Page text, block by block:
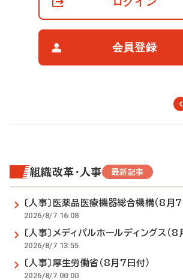
会員登録
組織改革・人事 最新記事
〔人事〕医薬品医療機器総合機構（8月7
2026/8/7 16:08
〔人事〕メディパルホールディングス（8
2026/8/7 13:55
〔人事〕厚生労働省（8月7日付）
2026/8/7 00:00